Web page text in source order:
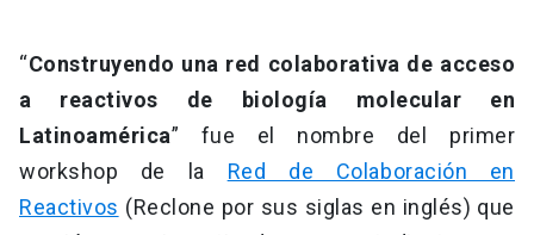
“Construyendo una red colaborativa de acceso
a reactivos de biología molecular en
Latinoamérica” fue el nombre del primer
workshop de la Red de Colaboración en
Reactivos (Reclone por sus siglas en inglés) que